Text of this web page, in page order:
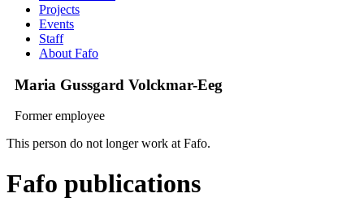
Projects
Events
Staff
About Fafo
Maria Gussgard Volckmar-Eeg
Former employee
This person do not longer work at Fafo.
Fafo publications